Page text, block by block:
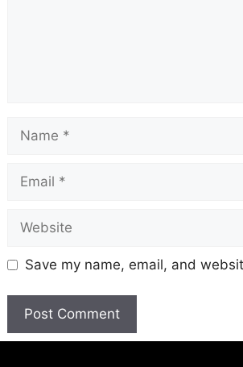
Save my name, email, and